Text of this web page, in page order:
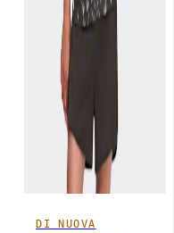
DI NUOVA